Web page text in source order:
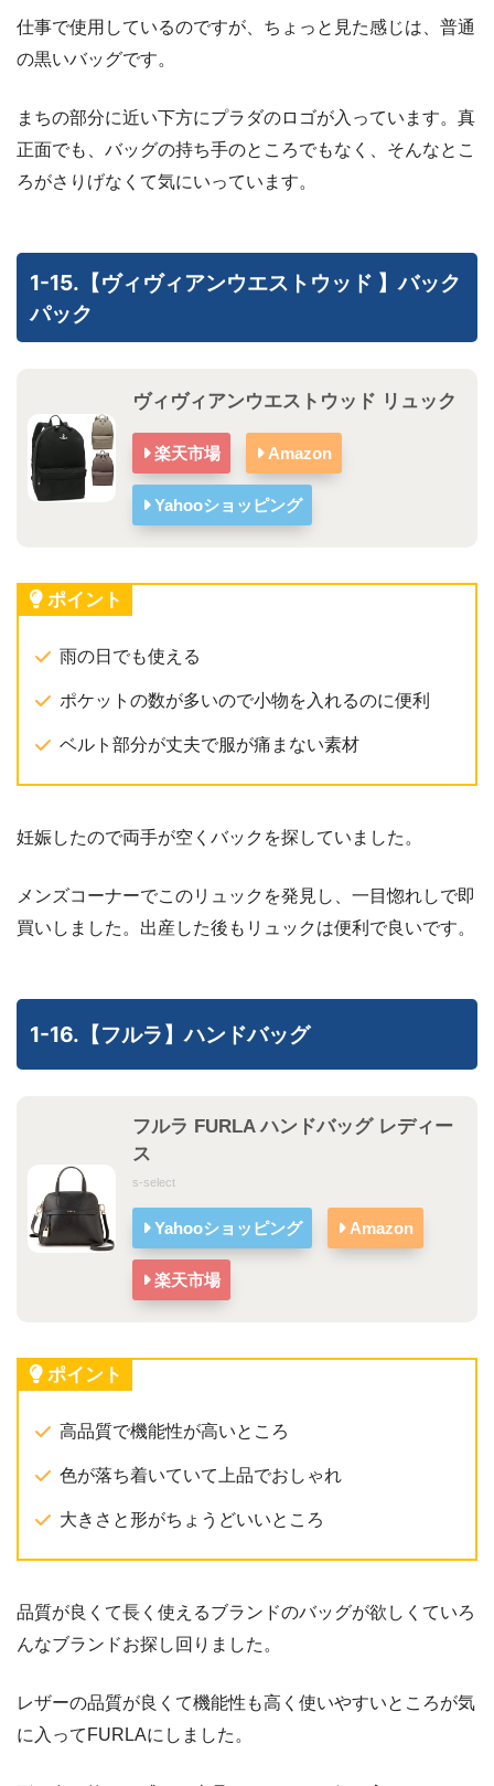
仕事で使用しているのですが、ちょっと見た感じは、普通
の黒いバッグです。
まちの部分に近い下方にプラダのロゴが入っています。真
正面でも、バッグの持ち手のところでもなく、そんなとこ
ろがさりげなくて気にいっています。
1-15.【ヴィヴィアンウエストウッド 】バック
パック
ヴィヴィアンウエストウッド リュック
楽天市場 Amazon
Yahooショッピング
ポイント
雨の日でも使える
ポケットの数が多いので小物を入れるのに便利
ベルト部分が丈夫で服が痛まない素材
妊娠したので両手が空くバックを探していました。
メンズコーナーでこのリュックを発見し、一目惚れしで即
買いしました。出産した後もリュックは便利で良いです。
1-16.【フルラ】ハンドバッグ
フルラ FURLA ハンドバッグ レディー
ス
s-select
Yahooショッピング Amazon
楽天市場
ポイント
高品質で機能性が高いところ
色が落ち着いていて上品でおしゃれ
大きさと形がちょうどいいところ
品質が良くて長く使えるブランドのバッグが欲しくていろ
んなブランドお探し回りました。
レザーの品質が良くて機能性も高く使いやすいところが気
に入ってFURLAにしました。